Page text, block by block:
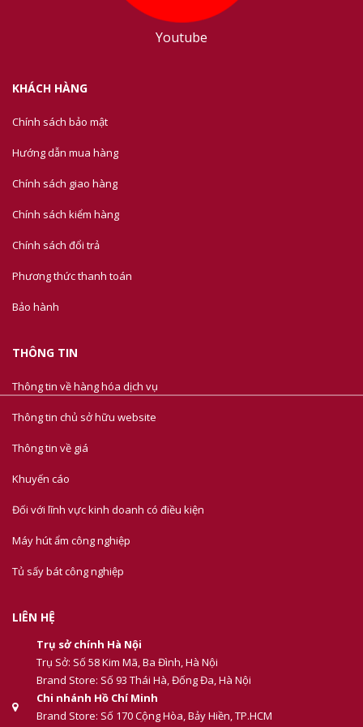
Youtube
KHÁCH HÀNG
Chính sách bảo mật
Hướng dẫn mua hàng
Chính sách giao hàng
Chính sách kiểm hàng
Chính sách đổi trả
Phương thức thanh toán
Bảo hành
THÔNG TIN
Thông tin về hàng hóa dịch vụ
Thông tin chủ sở hữu website
Thông tin về giá
Khuyến cáo
Đối với lĩnh vực kinh doanh có điều kiện
Máy hút ẩm công nghiệp
Tủ sấy bát công nghiệp
LIÊN HỆ
Trụ sở chính Hà Nội
Trụ Sở: Số 58 Kim Mã, Ba Đình, Hà Nội
Brand Store: Số 93 Thái Hà, Đống Đa, Hà Nội
Chi nhánh Hồ Chí Minh
Brand Store: Số 170 Cộng Hòa, Bảy Hiền, TP.HCM